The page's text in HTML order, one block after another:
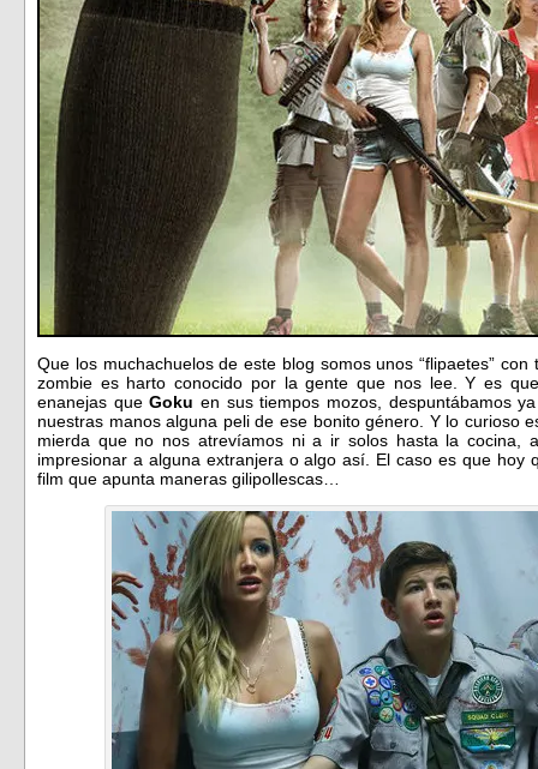
Que los muchachuelos de este blog somos unos “flipaetes”
zombie es harto conocido por la gente que nos lee. Y es
enanejas queGokuen sus tiempos mozos, despuntábamos
nuestras manos alguna peli de ese bonito género. Y lo curioso
mierda que no nos atrevíamos ni a ir solos hasta la cocina,
impresionar a alguna extranjera o algo así. El caso es que hoy
film que apunta maneras gilipollescas…